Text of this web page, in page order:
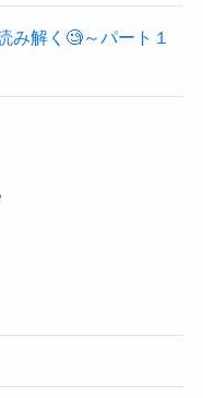
み解く🧐～パート１